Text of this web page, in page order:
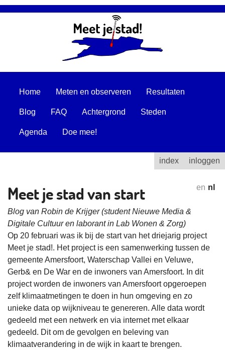
Home Meten en observeren Resultaten
Blog FAQ Achtergrond Steden
Agenda Doe mee!
index inloggen
Meet je stad van start en nl
Blog van Robin de Krijger (student Nieuwe Media &
Digitale Cultuur en laborant in Lab Wonen & Zorg)
Op 20 februari was ik bij de start van het driejarig project
Meet je stad!. Het project is een samenwerking tussen de
gemeente Amersfoort, Waterschap Vallei en Veluwe,
Gerb& en De War en de inwoners van Amersfoort. In dit
project worden de inwoners van Amersfoort opgeroepen
zelf klimaatmetingen te doen in hun omgeving en zo
unieke data op wijkniveau te genereren. Alle data wordt
gedeeld met een netwerk en via internet met elkaar
gedeeld. Dit om de gevolgen en beleving van
klimaatverandering in de wijk in kaart te brengen.